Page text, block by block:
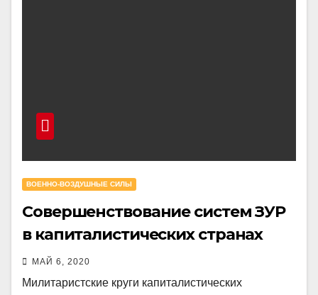
ВОЕННО-ВОЗДУШНЫЕ СИЛЫ
Совершенствование систем ЗУР
в капиталистических странах
МАЙ 6, 2020
Милитаристские круги капиталистических